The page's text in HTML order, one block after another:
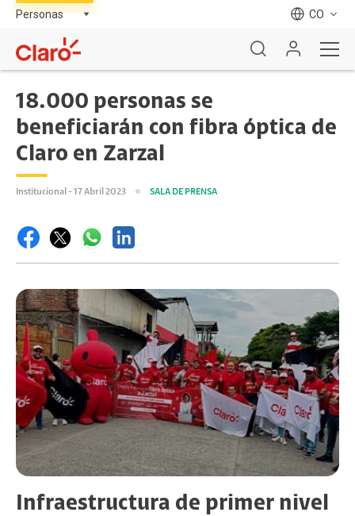
CO
18.000 personas se
beneficiarán con fibra óptica de
Claro en Zarzal
Institucional - 17 Abril 2023 SALA DE PRENSA
Infraestructura de primer nivel